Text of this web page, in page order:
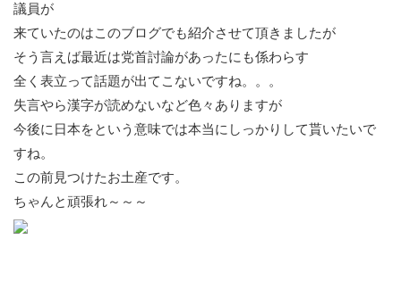
議員が
来ていたのはこのブログでも紹介させて頂きましたが
そう言えば最近は党首討論があったにも係わらす
全く表立って話題が出てこないですね。。。
失言やら漢字が読めないなど色々ありますが
今後に日本をという意味では本当にしっかりして貰いたいで
すね。
この前見つけたお土産です。
ちゃんと頑張れ～～～